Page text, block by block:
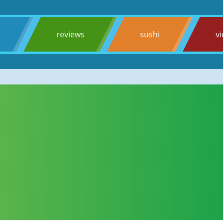
reviews sushi